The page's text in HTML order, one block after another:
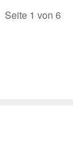
Seite 1 von 6